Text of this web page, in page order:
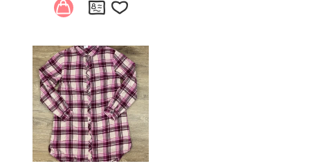
Kívánságlistára